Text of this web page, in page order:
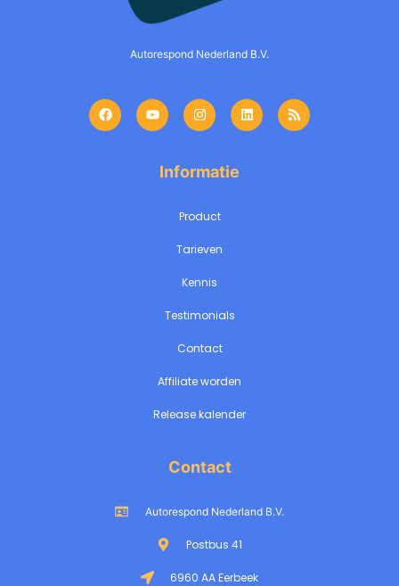
Autorespond Nederland B.V.
Informatie
Product
Tarieven
Kennis
Testimonials
Contact
Affiliate worden
Release kalender
Contact
Autorespond Nederland B.V.
Postbus 41
6960 AA Eerbeek